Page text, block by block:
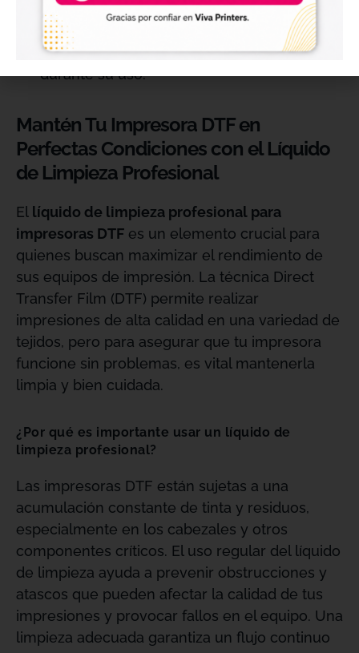
Seguridad:Sigue las instrucciones del
fabricante y utiliza el líquido en un área bien
ventilada para garantizar la seguridad
durante su uso.
Mantén Tu Impresora DTF en
Perfectas Condiciones con el Líquido
de Limpieza Profesional
El líquido de limpieza profesional para
impresoras DTF es un elemento crucial para
quienes buscan maximizar el rendimiento de
sus equipos de impresión. La técnica Direct
Transfer Film (DTF) permite realizar
impresiones de alta calidad en una variedad de
tejidos, pero para asegurar que tu impresora
funcione sin problemas, es vital mantenerla
limpia y bien cuidada.
¿Por qué es importante usar un líquido de
limpieza profesional?
Las impresoras DTF están sujetas a una
acumulación constante de tinta y residuos,
especialmente en los cabezales y otros
componentes críticos. El uso regular del líquido
de limpieza ayuda a prevenir obstrucciones y
atascos que pueden afectar la calidad de tus
impresiones y provocar fallos en el equipo. Una
limpieza adecuada garantiza un flujo continuo